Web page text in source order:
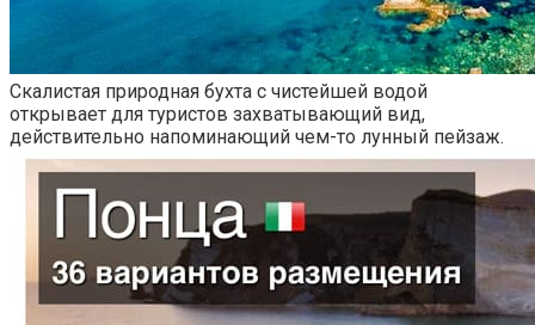
Скалистая природная бухта с чистейшей водой
открывает для туристов захватывающий вид,
действительно напоминающий чем-то лунный пейзаж.